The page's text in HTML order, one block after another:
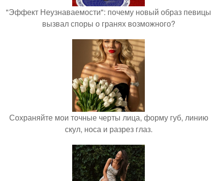
"Эффект Неузнаваемости": почему новый образ певицы
вызвал споры о гранях возможного?
Сохраняйте мои точные черты лица, форму губ, линию
скул, носа и разрез глаз.